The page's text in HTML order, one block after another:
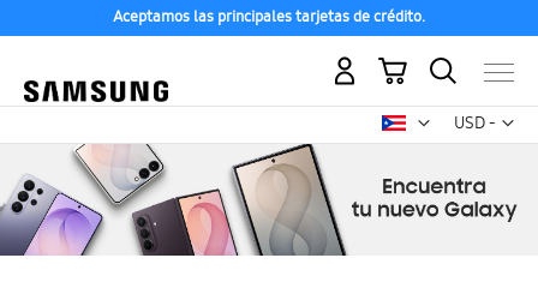
Aceptamos las principales tarjetas de crédito.
USD -
dólar
Mi carrito